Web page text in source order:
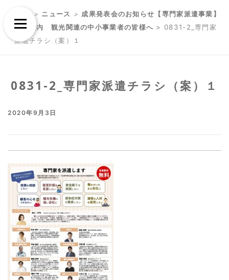
Menu
> ニュース > 成果発表会のお知らせ【専門家派遣事業】
沖縄県内 観光関連の中小事業者の皆様へ > 0831-2_専門家
派遣チラシ（案）１
0831-2_専門家派遣チラシ（案）１
2020年9月3日